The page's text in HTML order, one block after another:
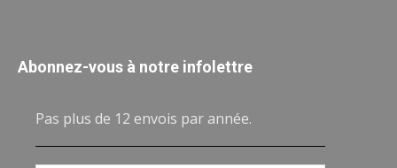
Abonnez-vous à notre infolettre
Pas plus de 12 envois par année.